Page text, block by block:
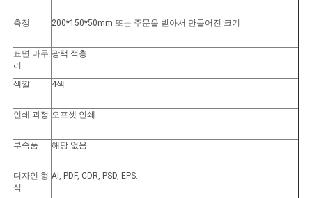
PRIVACY
POLICY
측정 200*150*50mm 또는 주문을 받아서 만들어진 크기
표면 마무
리
광택 적층
색깔 4색
인쇄 과정 오프셋 인쇄
부속품 해당 없음
디자인 형
식
AI, PDF, CDR, PSD, EPS.